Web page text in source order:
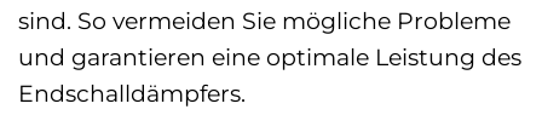
sind. So vermeiden Sie mögliche Probleme
und garantieren eine optimale Leistung des
Endschalldämpfers.